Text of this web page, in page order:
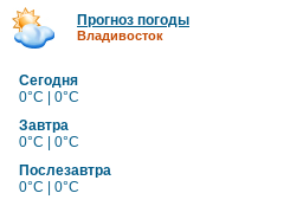
Прогноз погоды
Владивосток
Сегодня
0°C | 0°C
Завтра
0°C | 0°C
Послезавтра
0°C | 0°C